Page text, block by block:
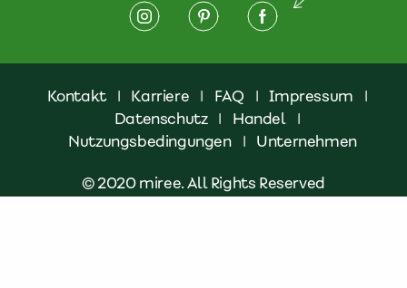
Kontakt | Karriere | FAQ | Impressum
|
Datenschutz | Handel
|
Nutzungsbedingungen
| Unternehmen
© 2020 miree. All Rights Reserved